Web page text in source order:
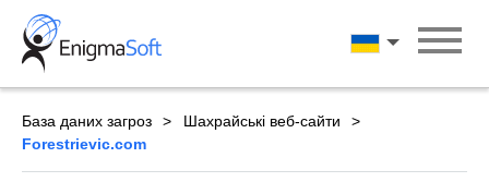
Skip
content
Українська
База даних загроз
Шахрайські веб-сайти
Forestrievic.com